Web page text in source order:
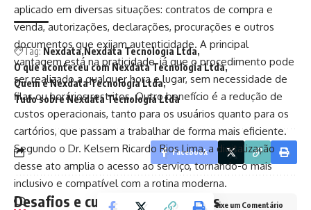
Tag: Nexdata Nexdata Tecnologia Ltda
O que aconteceu com Nexdata Tecnologia Ltda
Quem é Nexdata Tecnologia Ltda
Tudo sobre Nexdata Tecnologia Ltda
Facebook
Deixe um Comentário
aplicado em diversas situações: contratos de compra e
venda, autorizações, declarações, procurações e outros
documentos que exijam autenticidade. A principal
vantagem está na praticidade, já que o procedimento pode
ser realizado a qualquer hora e lugar, sem necessidade de
filas ou horários restritos. Outro benefício é a redução de
custos operacionais, tanto para os usuários quanto para os
cartórios, que passam a trabalhar de forma mais eficiente.
Segundo o Dr. Kelsem Ricardo Rios Lima, a digitalização
desse ato amplia o acesso ao serviço, tornando-o mais
inclusivo e compatível com a rotina moderna.
Desafios e cuidados necessários